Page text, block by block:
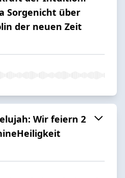
Sorgenicht über
der neuen Zeit
Wir feiern 2